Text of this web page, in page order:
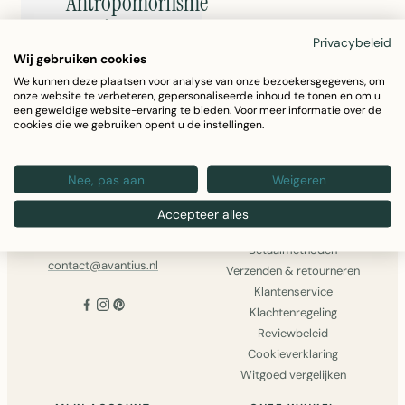
in
Schilderijen
Avantius
J.J.v. Rhijnstraat 27
2171PT
Sassenheim
contact@avantius.nl
Over ons
Algemene voorwaarden
Privacy Policy
Betaalmethoden
Verzenden & retourneren
Klantenservice
Klachtenregeling
Reviewbeleid
Cookieverklaring
Witgoed vergelijken
Privacybeleid
Wij gebruiken cookies
We kunnen deze plaatsen voor analyse van onze bezoekersgegevens, om
onze website te verbeteren, gepersonaliseerde inhoud te tonen en om u
een geweldige website-ervaring te bieden. Voor meer informatie over de
cookies die we gebruiken opent u de instellingen.
Nee, pas aan Weigeren
Accepteer alles